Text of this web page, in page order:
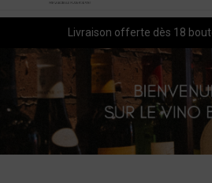
Livraison offerte dès 18